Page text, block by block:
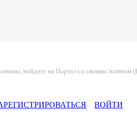
войдите на Портал со своими логином
ВОЙТИ